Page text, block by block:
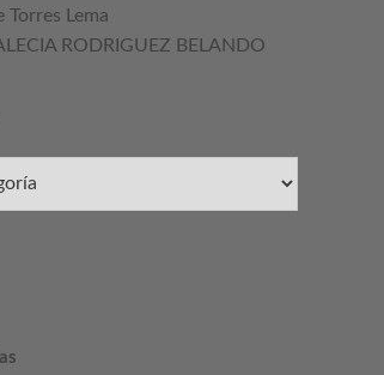
Lema
RODRIGUEZ BELANDO